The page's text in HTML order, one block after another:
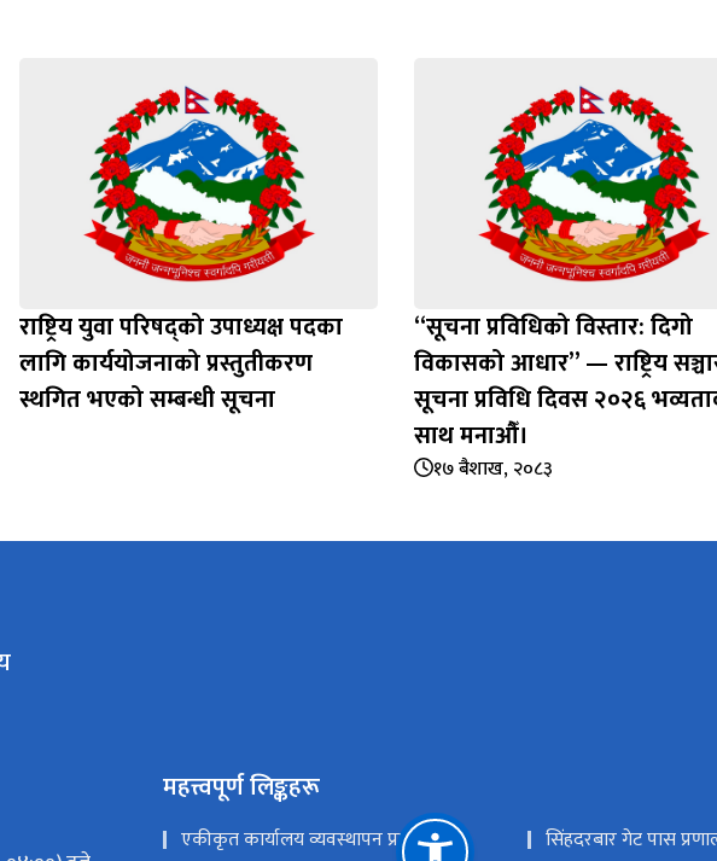
राष्ट्रिय युवा परिषद्को उपाध्यक्ष पदका
लागि कार्ययोजनाको प्रस्तुतीकरण
स्थगित भएको सम्बन्धी सूचना
“सूचना प्रविधिको विस्तार: दिगो
विकासको आधार” — राष्ट्रिय
सूचना प्रविधि दिवस २०२६
साथ मनाऔँ।
१७ बैशाख, २०८३
महत्त्वपूर्ण लिङ्कहरू
एकीकृत कार्यालय व्यवस्थापन प्रणाली सिंहदरबार गेट पास